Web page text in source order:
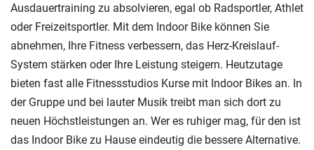
Ausdauertraining zu absolvieren, egal ob Radsportler, Athlet
oder Freizeitsportler. Mit dem Indoor Bike können Sie
abnehmen, Ihre Fitness verbessern, das Herz-Kreislauf-
System stärken oder Ihre Leistung steigern. Heutzutage
bieten fast alle Fitnessstudios Kurse mit Indoor Bikes an. In
der Gruppe und bei lauter Musik treibt man sich dort zu
neuen Höchstleistungen an. Wer es ruhiger mag, für den ist
das Indoor Bike zu Hause eindeutig die bessere Alternative.